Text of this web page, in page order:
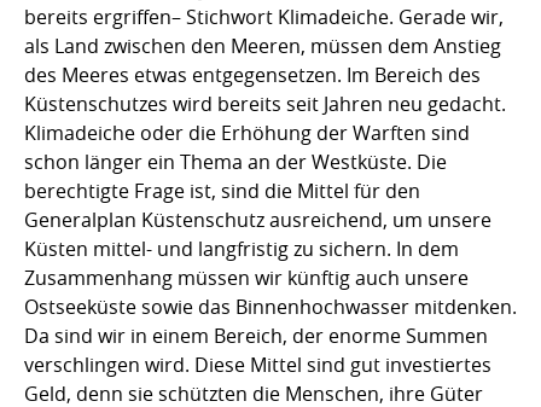
bereits ergriffen– Stichwort Klimadeiche. Gerade wir,
als Land zwischen den Meeren, müssen dem Anstieg
des Meeres etwas entgegensetzen. Im Bereich des
Küstenschutzes wird bereits seit Jahren neu gedacht.
Klimadeiche oder die Erhöhung der Warften sind
schon länger ein Thema an der Westküste. Die
berechtigte Frage ist, sind die Mittel für den
Generalplan Küstenschutz ausreichend, um unsere
Küsten mittel- und langfristig zu sichern. In dem
Zusammenhang müssen wir künftig auch unsere
Ostseeküste sowie das Binnenhochwasser mitdenken.
Da sind wir in einem Bereich, der enorme Summen
verschlingen wird. Diese Mittel sind gut investiertes
Geld, denn sie schützten die Menschen, ihre Güter